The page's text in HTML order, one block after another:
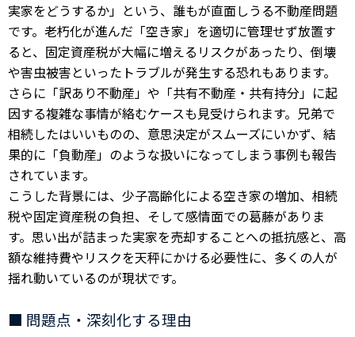
実家をどうするか」という、誰もが直面しうる不動産問題
です。老朽化が進んだ「空き家」を適切に管理せず放置す
ると、固定資産税が大幅に増えるリスクがあったり、倒壊
や害虫被害といったトラブルが発生する恐れもあります。
さらに「訳あり不動産」や「共有不動産・共有持分」に起
因する複雑な事情が絡むケースも見受けられます。兄弟で
相続したはいいものの、意思決定がスムーズにいかず、結
果的に「負動産」のような扱いになってしまう事例も報告
されています。
こうした背景には、少子高齢化による空き家の増加、相続
税や固定資産税の負担、そして感情面での葛藤がありま
す。思い出が詰まった実家を売却することへの抵抗感と、高
額な維持費やリスクを天秤にかける必要性に、多くの人が
揺れ動いているのが現状です。
■ 問題点・深刻化する理由